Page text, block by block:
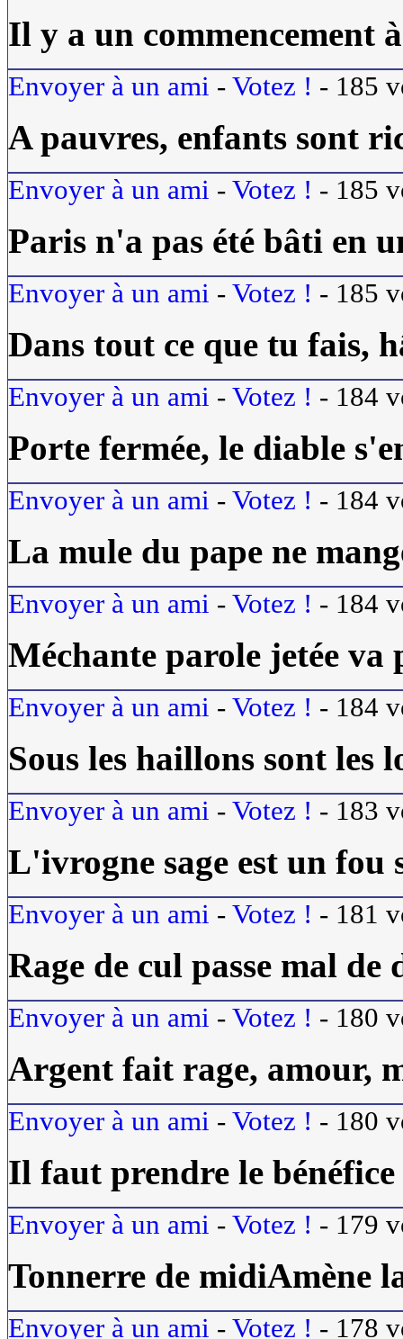
Il y a un commencement
Envoyer à un ami - Votez ! - 185
A pauvres, enfants sont
Envoyer à un ami - Votez ! - 185
Paris n'a pas été bâti en
Envoyer à un ami - Votez ! - 185
Dans tout ce que tu fais,
Envoyer à un ami - Votez ! - 184
Porte fermée, le diable
Envoyer à un ami - Votez ! - 184
La mule du pape ne
Envoyer à un ami - Votez ! - 184
Méchante parole jetée va
Envoyer à un ami - Votez ! - 184
Sous les haillons sont les
Envoyer à un ami - Votez ! - 183
L'ivrogne sage est un fou
Envoyer à un ami - Votez ! - 181
Rage de cul passe mal de
Envoyer à un ami - Votez ! - 180
Argent fait rage, amour,
Envoyer à un ami - Votez ! - 180
Il faut prendre le bénéfice
Envoyer à un ami - Votez ! - 179
Tonnerre de midiAmène
Envoyer à un ami - Votez ! - 178